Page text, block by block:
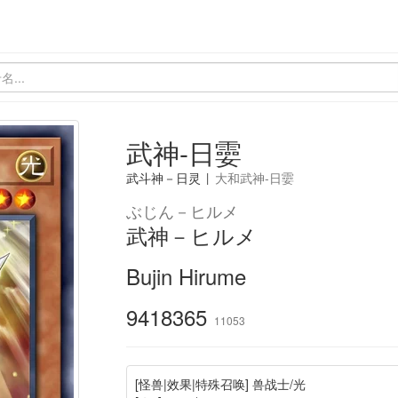
武神-日孁
武斗神－日灵 | 大和武神-日孁
ぶじん－ヒルメ
武神－ヒルメ
Bujin Hirume
9418365 11053
[怪兽|效果|特殊召唤] 兽战士/光